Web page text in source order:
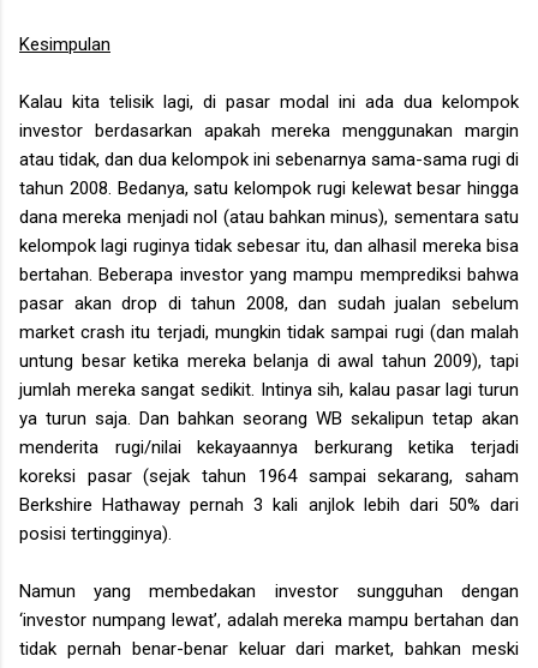
Kesimpulan
Kalau kita telisik lagi, di pasar modal ini ada dua kelompok
investor berdasarkan apakah mereka menggunakan margin
atau tidak, dan dua kelompok ini sebenarnya sama-sama rugi di
tahun 2008. Bedanya, satu kelompok rugi kelewat besar hingga
dana mereka menjadi nol (atau bahkan minus), sementara satu
kelompok lagi ruginya tidak sebesar itu, dan alhasil mereka bisa
bertahan. Beberapa investor yang mampu memprediksi bahwa
pasar akan drop di tahun 2008, dan sudah jualan sebelum
market crash itu terjadi, mungkin tidak sampai rugi (dan malah
untung besar ketika mereka belanja di awal tahun 2009), tapi
jumlah mereka sangat sedikit. Intinya sih, kalau pasar lagi turun
ya turun saja. Dan bahkan seorang WB sekalipun tetap akan
menderita rugi/nilai kekayaannya berkurang ketika terjadi
koreksi pasar (sejak tahun 1964 sampai sekarang, saham
Berkshire Hathaway pernah 3 kali anjlok lebih dari 50% dari
posisi tertingginya).
Namun yang membedakan investor sungguhan dengan
‘investor numpang lewat’, adalah mereka mampu bertahan dan
tidak pernah benar-benar keluar dari market, bahkan meski